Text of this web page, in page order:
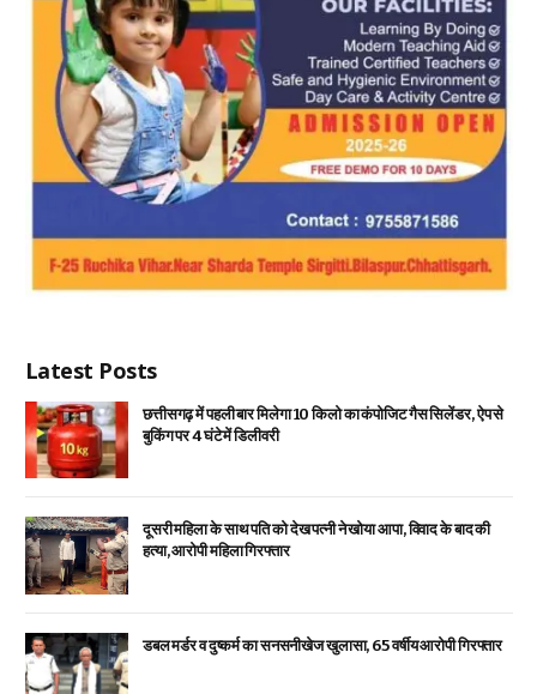
Latest Posts
छत्तीसगढ़ में पहली बार मिलेगा 10 किलो का कंपोजिट गैस सिलेंडर, ऐप से
बुकिंग पर 4 घंटे में डिलीवरी
दूसरी महिला के साथ पति को देख पत्नी ने खोया आपा, विवाद के बाद की
हत्या, आरोपी महिला गिरफ्तार
डबल मर्डर व दुष्कर्म का सनसनीखेज खुलासा, 65 वर्षीय आरोपी गिरफ्तार